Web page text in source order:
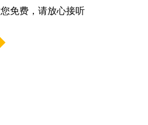
免费，请放心接听